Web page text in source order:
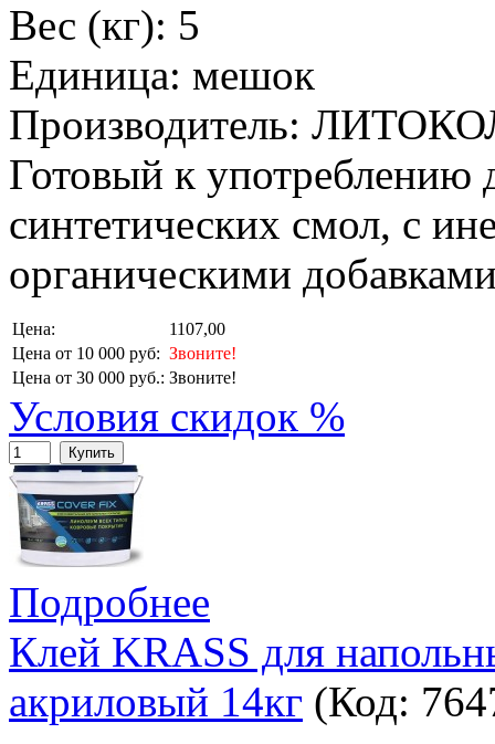
Вес (кг): 5
Единица: мешок
Производитель:
Готовый к употреблению
синтетических смол, с
органическими
Цена:
1107,00
Цена от 10 000 руб: Звоните!
Цена от 30 000 руб.: Звоните!
Условия скидок %
Купить
Подробнее
Клей KRASS для
акриловый 14кг (Код: